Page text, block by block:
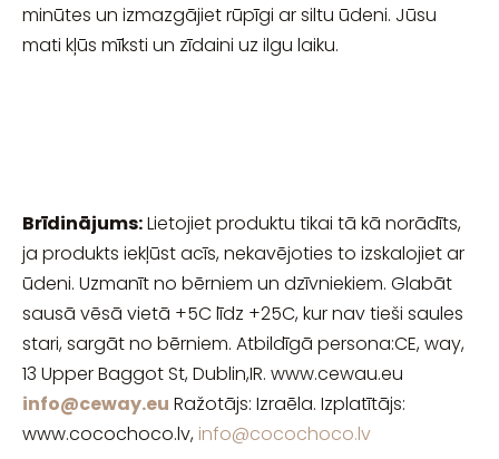
minūtes un izmazgājiet rūpīgi ar siltu ūdeni. Jūsu
mati kļūs mīksti un zīdaini uz ilgu laiku.
Brīdinājums:Lietojiet produktu tikai tā kā norādīts,
ja produkts iekļūst acīs, nekavējoties to izskalojiet ar
ūdeni. Uzmanīt no bērniem un dzīvniekiem. Glabāt
sausā vēsā vietā +5C līdz +25C, kur nav tieši saules
stari, sargāt no bērniem. Atbildīgā persona:CE, way,
13 Upper Baggot St, Dublin,IR. www.cewau.eu
info@ceway.eu Ražotājs: Izraēla. Izplatītājs:
www.cocochoco.lv, info@cocochoco.lv